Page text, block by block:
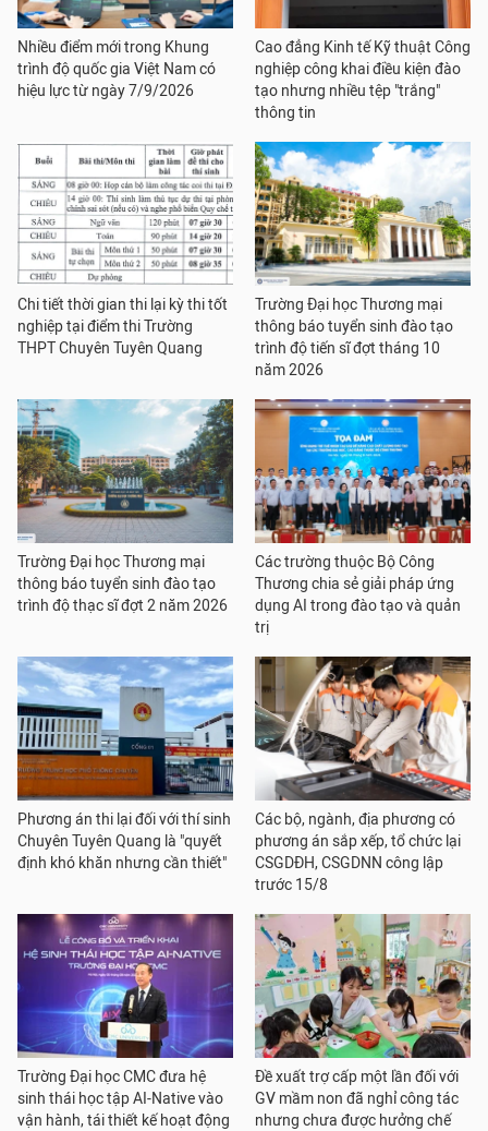
Nhiều điểm mới trong Khung
trình độ quốc gia Việt Nam có
hiệu lực từ ngày 7/9/2026
Cao đẳng Kinh tế Kỹ thuật Công
nghiệp công khai điều kiện đào
tạo nhưng nhiều tệp "trắng"
thông tin
Chi tiết thời gian thi lại kỳ thi tốt
nghiệp tại điểm thi Trường
THPT Chuyên Tuyên Quang
Trường Đại học Thương mại
thông báo tuyển sinh đào tạo
trình độ tiến sĩ đợt tháng 10
năm 2026
Trường Đại học Thương mại
thông báo tuyển sinh đào tạo
trình độ thạc sĩ đợt 2 năm 2026
Các trường thuộc Bộ Công
Thương chia sẻ giải pháp ứng
dụng AI trong đào tạo và quản
trị
Phương án thi lại đối với thí sinh
Chuyên Tuyên Quang là "quyết
định khó khăn nhưng cần thiết"
Các bộ, ngành, địa phương có
phương án sắp xếp, tổ chức lại
CSGDĐH, CSGDNN công lập
trước 15/8
Trường Đại học CMC đưa hệ
sinh thái học tập AI-Native vào
vận hành, tái thiết kế hoạt động
Đề xuất trợ cấp một lần đối với
GV mầm non đã nghỉ công tác
nhưng chưa được hưởng chế